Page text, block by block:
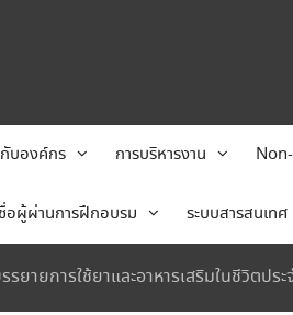
บองค์กร การบริหารงาน
อผู้ผ่านการฝึกอบรม ระบบสารสนเทศ
ยายการใช้ยาและอาหารเสริมในชีวิตประ